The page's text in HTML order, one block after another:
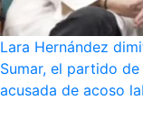
Lara Hernández
Sumar, el partido
acusada de acoso